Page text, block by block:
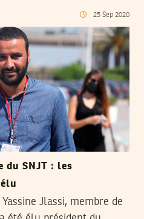
25 Sep 2020
du SNJT : les
Jlassi, membre de